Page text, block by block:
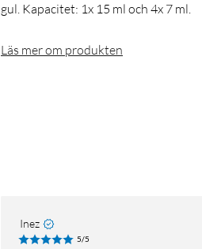
gul. Kapacitet: 1x 15 ml och 4x 7 ml.
Läs mer om produkten
Inez
5/5